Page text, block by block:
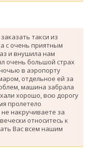
такси из
с очень приятным
и внушила нам
очень большой страх
в аэропорту
отдельное ей за
машина забрала
хорошо, всю дорогу
пролетело
накручиваете за
относитесь к
Вас всем нашим